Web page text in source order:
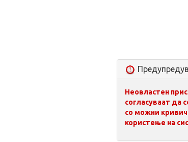
Неовластен
согласуваат да
со можни
користење на